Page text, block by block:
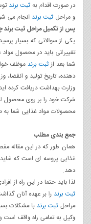
در صورت اقدام بهثبت برند
و مراحل ثبت برند انجام می‌
پس‌ از تکمیل مراحل ثبت برند
یکی از سوالاتی که بسیار
تغییراتی باید در محصول
شما بعد ازثبت برند موظف
دهنده، تاریخ تولید و
وزارت بهداشت دریافت کرده‌
شرکت خود را بر روی محصول
محصولات مواد غذایی شما
جمع بندی مطلب
همان طور که در این مقاله
غذایی پروسه ای است که
دهد.
لذا باید حتما در این راه از
ثبت برند را بر عهده آنان
مراحل ثبت برند با مشکلات
وکیل به تمامی راه واقف